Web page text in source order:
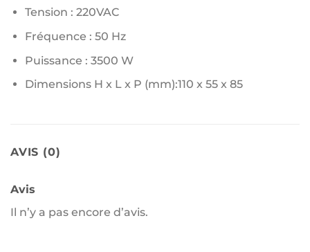
Tension : 220VAC
Fréquence : 50 Hz
Puissance : 3500 W
Dimensions H x L x P (mm):110 x 55 x 85
AVIS (0)
Avis
Il n’y a pas encore d’avis.